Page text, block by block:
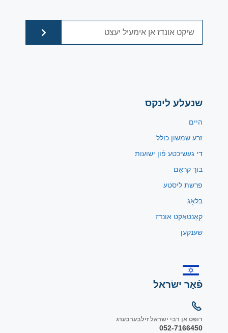
שנעלע לינקס
היים
זרע שמשון כולל
די געשיכטע פֿון ישועות
בוך קראָם
פרשת ליסטע
בלאָג
קאָנטאַקט אונדז
שענקען
פֿאַר ישׂראל
רופט אן רבי ישראל זילבערבערג
052-7166450